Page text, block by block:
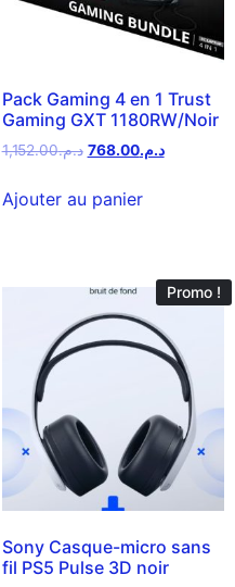
Pack Gaming 4 en 1 Trust
Gaming GXT 1180RW/Noir
د.م.1,152.00 د.م.768.00
Ajouter au panier
Promo !
Sony Casque-micro sans
fil PS5 Pulse 3D noir